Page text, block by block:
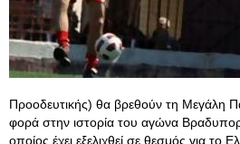
Προοδευτικής) θα βρεθούν τη Μεγάλη
φορά στην ιστορία του αγώνα
οποίος έχει εξελιχθεί σε θεσμός για το